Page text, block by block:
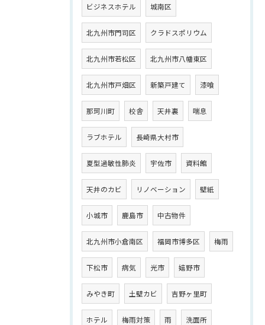
ビジネスホテル 城南区
北九州市門司区 クラドスポリウム
北九州市若松区 北九州市八幡東区
北九州市戸畑区 新築戸建て 漆喰
那珂川町 校舎 天井裏 喘息
ラブホテル 長崎県大村市
夏型過敏性肺炎 宇佐市 資料館
天井のカビ リノベーション 壁紙
小城市 鹿島市 中古物件
北九州市小倉南区 福岡市博多区 梅雨
下松市 病気 光市 嬉野市
みやき町 土壁カビ 吉野ヶ里町
ホテル 梅雨対策 雨 洗面所